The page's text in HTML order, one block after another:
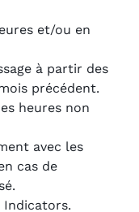
et/ou en
à partir des
précédent.
heures non
avec les
cas de
Indicators.